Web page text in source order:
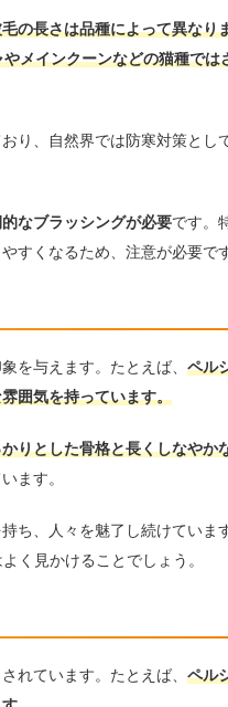
の長さは品種によって異なり
メインクーンなどの猫種では
り、自然界では防寒対策とし
なブラッシングが必要です。
すくなるため、注意が必要です
を与えます。たとえば、 ペル
囲気を持っています。
りとした骨格と長くしなやか
ます。
ち、人々を魅了し続けていま
く見かけることでしょう。
れています。たとえば、 ペル